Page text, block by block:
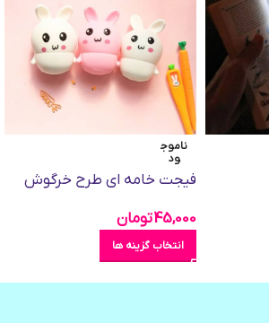
ناموج
ود
فیجت خامه ای طرح خرگوش
45,000تومان
انتخاب گزینه ها